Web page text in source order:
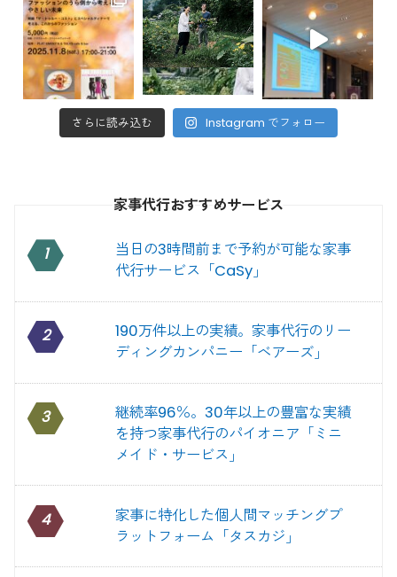
さらに読み込む Instagram でフォロー
家事代行おすすめサービス
1
当日の3時間前まで予約が可能な家事
代行サービス「CaSy」
2
190万件以上の実績。家事代行のリー
ディングカンパニー「ベアーズ」
3
継続率96％。30年以上の豊富な実績
を持つ家事代行のパイオニア「ミニ
メイド・サービス」
4
家事に特化した個人間マッチングプ
ラットフォーム「タスカジ」